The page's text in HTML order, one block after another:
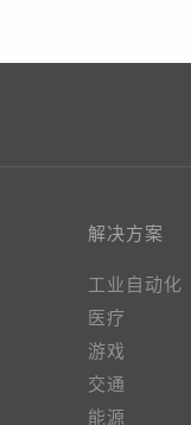
解决方案
工业自动化
医疗
游戏
交通
能源